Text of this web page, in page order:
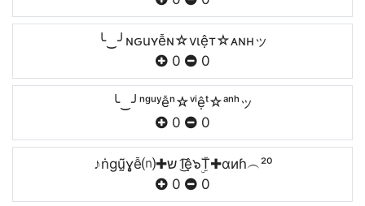
╰‿╯ɴԍuʏễɴ☆vιệт☆ᴀɴнッ
0
0
╰‿╯ⁿᵍᵘʸễⁿ☆ᵛⁱệᵗ☆ᵃⁿʰッ
0
0
♪ṅgṵ̃ɣễ⒩✚ש I͜͡ệ๖ۣۜT✚ɑиɦ︵²⁰
0
0